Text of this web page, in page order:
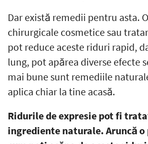
Dar există remedii pentru asta.
chirurgicale cosmetice sau
pot reduce aceste riduri rapid,
lung, pot apărea diverse efecte
mai bune sunt remediile
aplica chiar la tine acasă.
Ridurile de expresie pot fi
ingrediente naturale. Aruncă